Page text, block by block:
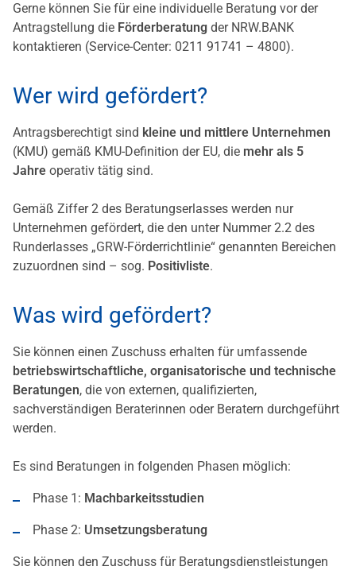
Gerne können Sie für eine individuelle Beratung vor der
Antragstellung die Förderberatung der NRW.BANK
kontaktieren (Service-Center: 0211 91741 – 4800).
Wer wird gefördert?
Antragsberechtigt sind kleine und mittlere Unternehmen
(KMU) gemäß KMU-Definition der EU, die mehr als 5
Jahre operativ tätig sind.
Gemäß Ziffer 2 des Beratungserlasses werden nur
Unternehmen gefördert, die den unter Nummer 2.2 des
Runderlasses „GRW-Förderrichtlinie“ genannten Bereichen
zuzuordnen sind – sog. Positivliste.
Was wird gefördert?
Sie können einen Zuschuss erhalten für umfassende
betriebswirtschaftliche, organisatorische und technische
Beratungen, die von externen, qualifizierten,
sachverständigen Beraterinnen oder Beratern durchgeführt
werden.
Es sind Beratungen in folgenden Phasen möglich:
Phase 1: Machbarkeitsstudien
Phase 2: Umsetzungsberatung
Sie können den Zuschuss für Beratungsdienstleistungen